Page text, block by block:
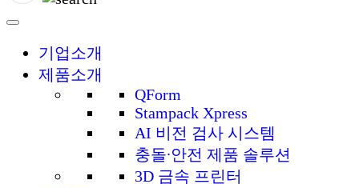
기업소개
제품소개
QForm
Stampack Xpress
AI 비전 검사 시스템
충돌∙안전 제품 솔루션
3D 금속 프린터